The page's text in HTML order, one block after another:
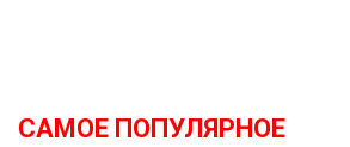
САМОЕ ПОПУЛЯРНОЕ